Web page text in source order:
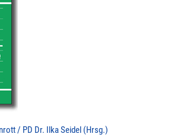
/ PD Dr. Ilka Seidel (Hrsg.)